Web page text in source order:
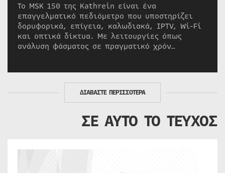
Το MSK 150 της Kathrein είναι ένα
επαγγελματικό πεδιόμετρο που υποστηρίζει
δορυφορικά, επίγεια, καλωδιακά, IPTV, Wi-Fi
και οπτικά δίκτυα. Με λειτουργίες όπως
ανάλυση φάσματος σε πραγματικό χρόν…
ΔΙΑΒΑΣΤΕ ΠΕΡΙΣΣΟΤΕΡΑ
ΣΕ ΑΥΤΟ ΤΟ ΤΕΥΧΟΣ